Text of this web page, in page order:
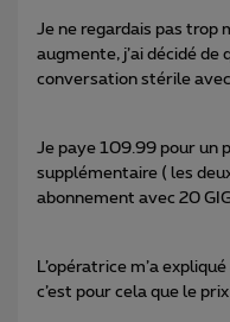
Je ne regardais pas trop
augmente, j’ai décidé
conversation stérile
Je paye 109.99 pour un
supplémentaire ( les
abonnement avec 20
L’opératrice m’a
c’est pour cela que le